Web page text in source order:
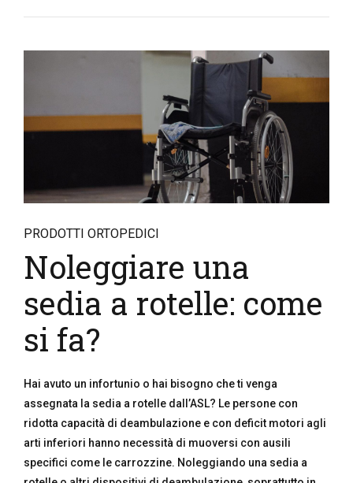
PRODOTTI ORTOPEDICI
Noleggiare una
sedia a rotelle: come
si fa?
Hai avuto un infortunio o hai bisogno che ti venga
assegnata la sedia a rotelle dall’ASL? Le persone con
ridotta capacità di deambulazione e con deficit motori agli
arti inferiori hanno necessità di muoversi con ausili
specifici come le carrozzine. Noleggiando una sedia a